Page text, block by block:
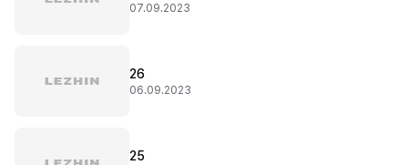
07.09.2023
26
06.09.2023
25